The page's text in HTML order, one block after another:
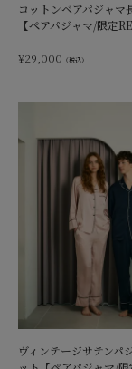
コットンベアパジャマ
【ペアパジャマ/限定
¥29,000 （税込）
ヴィンテージサテンパ